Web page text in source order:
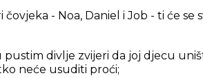
- Noa, Daniel i Job - ti će se
pustim divlje zvijeri da joj djecu
neće usuditi proći;